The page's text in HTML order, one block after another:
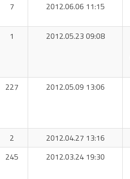
7 2012.06.06 11:15
1 2012.05.23 09:08
227 2012.05.09 13:06
2 2012.04.27 13:16
245 2012.03.24 19:30